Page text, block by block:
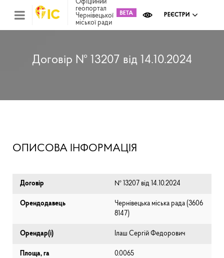
Офіційний
геопортал
Чернівецької
міської ради
РЕЄСТРИ
Договір № 13207 від 14.10.2024
ОПИСОВА ІНФОРМАЦІЯ
Договір № 13207 від 14.10.2024
Орендодавець
Чернівецька міська рада (⁨3606
8147⁩)
Орендар(і) Ілаш Сергій Федорович
Площа, га 0.0065